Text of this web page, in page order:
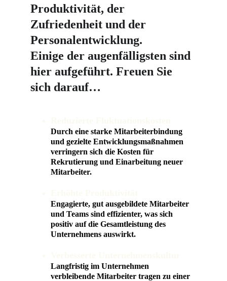
Durch eine starke Mitarbeiterbindung
und gezielte Entwicklungsmaßnahmen
verringern sich die Kosten für
Rekrutierung und Einarbeitung neuer
Mitarbeiter.
Engagierte, gut ausgebildete Mitarbeiter
und Teams sind effizienter, was sich
positiv auf die Gesamtleistung des
Unternehmens auswirkt.
Langfristig im Unternehmen
verbleibende Mitarbeiter tragen zu einer
Produktivität, der
Zufriedenheit und der
Personalentwicklung.
Einige der augenfälligsten sind
hier aufgeführt. Freuen Sie
sich darauf…